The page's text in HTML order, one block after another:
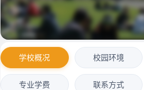
学校概况 校园环境
专业学费 联系方式